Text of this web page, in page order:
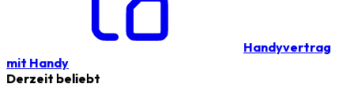
Handyvertrag
mit Handy
Derzeit beliebt